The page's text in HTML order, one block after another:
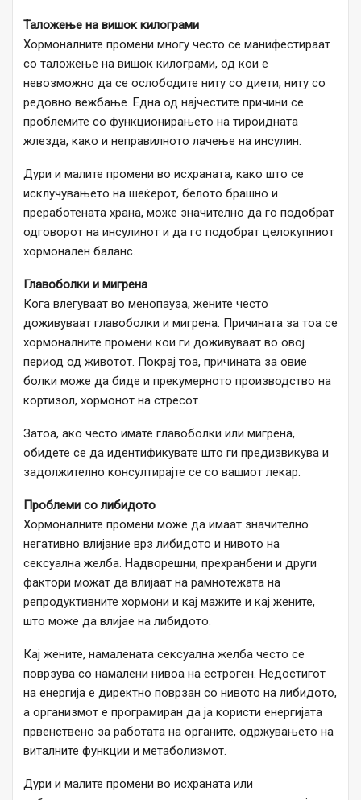
Таложење на вишок килограми
Хормоналните промени многу често се манифестираат
со таложење на вишок килограми, од кои е
невозможно да се ослободите ниту со диети, ниту со
редовно вежбање. Една од најчестите причини се
проблемите со функционирањето на тироидната
жлезда, како и неправилното лачење на инсулин.
Дури и малите промени во исхраната, како што се
исклучувањето на шеќерот, белото брашно и
преработената храна, може значително да го подобрат
одговорот на инсулинот и да го подобрат целокупниот
хормонален баланс.
Главоболки и мигрена
Кога влегуваат во менопауза, жените често
доживуваат главоболки и мигрена. Причината за тоа се
хормоналните промени кои ги доживуваат во овој
период од животот. Покрај тоа, причината за овие
болки може да биде и прекумерното производство на
кортизол, хормонот на стресот.
Затоа, ако често имате главоболки или мигрена,
обидете се да идентификувате што ги предизвикува и
задолжително консултирајте се со вашиот лекар.
Проблеми со либидото
Хормоналните промени може да имаат значително
негативно влијание врз либидото и нивото на
сексуална желба. Надворешни, прехранбени и други
фактори можат да влијаат на рамнотежата на
репродуктивните хормони и кај мажите и кај жените,
што може да влијае на либидото.
Кај жените, намалената сексуална желба често се
поврзува со намалени нивоа на естроген. Недостигот
на енергија е директно поврзан со нивото на либидото,
а организмот е програмиран да ја користи енергијата
првенствено за работата на органите, одржувањето на
виталните функции и метаболизмот.
Дури и малите промени во исхраната или